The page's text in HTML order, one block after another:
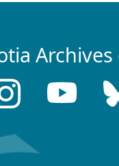
Archives